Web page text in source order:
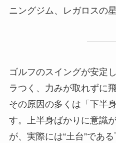
ニングジム、レガロスの星
ゴルフのスイングが安定
ラつく、力みが取れずに
その原因の多くは「下半
す。上半身ばかりに意識
が、実際には“土台”であ